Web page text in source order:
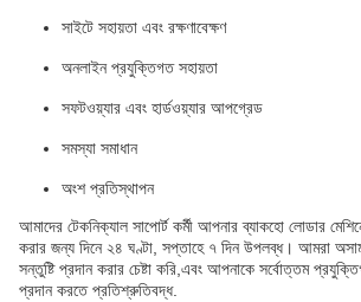
সাইটে সহায়তা এবং রক্ষণাবেক্ষণ
অনলাইন প্রযুক্তিগত সহায়তা
সফটওয়্যার এবং হার্ডওয়্যার আপগ্রেড
সমস্যা সমাধান
অংশ প্রতিস্থাপন
আমাদের টেকনিক্যাল সাপোর্ট কর্মী আপনার ব্যাকহো লোডার
করার জন্য দিনে ২৪ ঘণ্টা, সপ্তাহে ৭ দিন উপলব্ধ। আমরা
সন্তুষ্টি প্রদান করার চেষ্টা করি,এবং আপনাকে সর্বোত্তম
প্রদান করতে প্রতিশ্রুতিবদ্ধ.